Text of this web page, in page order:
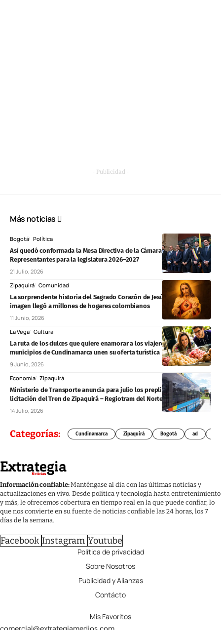
- Publicidad -
Más noticias
Bogotá Política
Así quedó conformada la Mesa Directiva de la Cámara de
Representantes para la legislatura 2026–2027
21 Julio, 2026
Zipaquirá Comunidad
La sorprendente historia del Sagrado Corazón de Jesús: cómo una
imagen llegó a millones de hogares colombianos
11 Junio, 2026
La Vega Cultura
La ruta de los dulces que quiere enamorar a los viajeros: ocho
municipios de Cundinamarca unen su oferta turística
9 Junio, 2026
Economía Zipaquirá
Ministerio de Transporte anuncia para julio los prepliegos de la
licitación del Tren de Zipaquirá – Regiotram del Norte
14 Julio, 2026
Categorías: Cundinamarca Zipaquirá Bogotá ad
Información confiable:Manténgase al día con las últimas noticias y
actualizaciones en vivo. Desde política y tecnología hasta entretenimiento
y más, le ofrecemos cobertura en tiempo real en la que puede confiar, lo
que nos convierte en su fuente de noticias confiable las 24 horas, los 7
días de la semana.
Facebook Instagram Youtube
Política de privacidad
Sobre Nosotros
Publicidad y Alianzas
Contácto
Mis Favoritos